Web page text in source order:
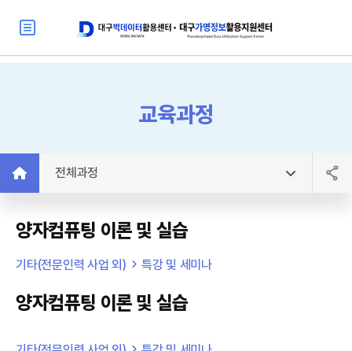
교육과정
전체과정
양자컴퓨팅 이론 및 실습
기타(전문인력 사업 외) 특강 및 세미나
양자컴퓨팅 이론 및 실습